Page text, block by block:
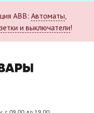
ABB: Автоматы,
и выключатели!